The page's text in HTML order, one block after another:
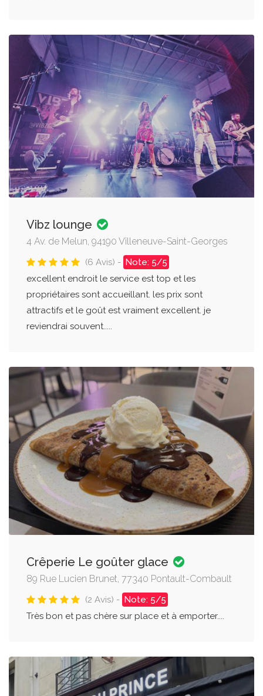
Vibz lounge
4 Av. de Melun, 94190 Villeneuve-Saint-Georges
(6 Avis) - Note: 5/5
excellent endroit le service est top et les
propriétaires sont accueillant. les prix sont
attractifs et le goût est vraiment excellent. je
reviendrai souvent.....
Crêperie Le goûter glace
89 Rue Lucien Brunet, 77340 Pontault-Combault
(2 Avis) - Note: 5/5
Très bon et pas chère sur place et à emporter....